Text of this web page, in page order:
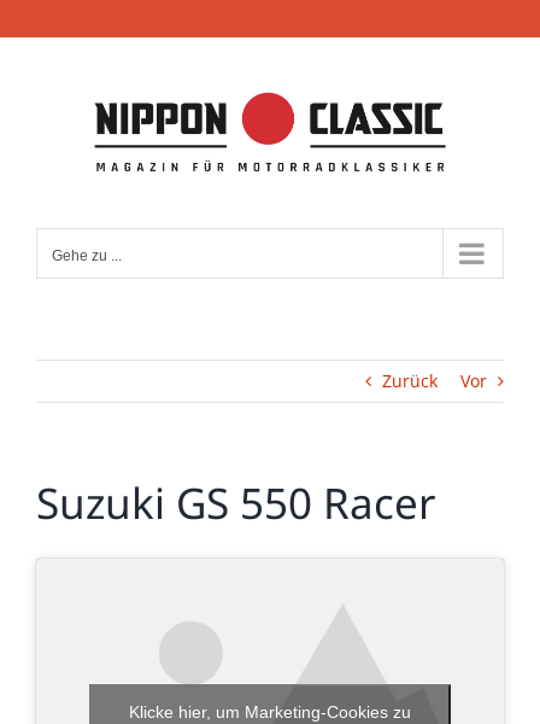
Inhalt
Gehe zu ...
Zurück Vor
Suzuki GS 550 Racer
Klicke hier, um Marketing-Cookies zu